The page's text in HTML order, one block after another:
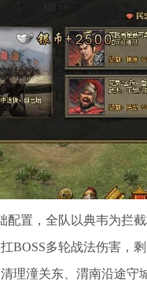
配置，全队以典韦为拦
BOSS多轮战法伤害，
理潼关东、渭南沿途守